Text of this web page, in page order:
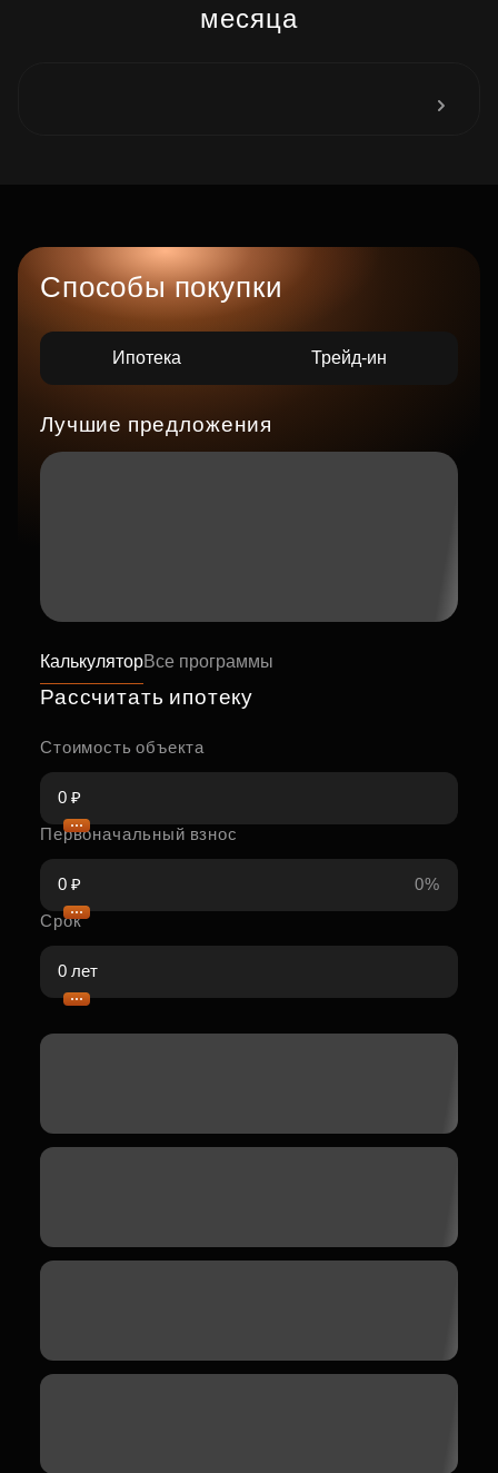
месяца
Способы покупки
Ипотека Трейд-ин
Лучшие предложения
КалькуляторВсе программы
Рассчитать ипотеку
Стоимость объекта
Первоначальный взнос
0%
Срок